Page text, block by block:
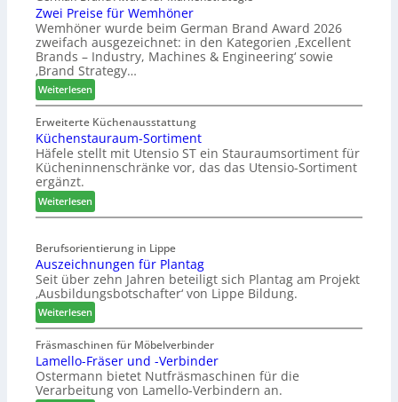
s
t
F
ü
h
r
u
n
g
a
n
e
d
i
u
n
d
H
u
b
t
e
x
s
t
l
e
n
a
u
s
Zwei Preise für Wemhöner
Wemhöner wurde beim German Brand Award 2026
zweifach ausgezeichnet: in den Kategorien ‚Excellent
Brands – Industry, Machines & Engineering‘ sowie
‚Brand Strategy…
Weiterlesen:
Z
w
e
i
P
e
i
e
f
ü
r
W
e
m
h
ö
n
Erweiterte Küchenausstattung
Küchenstauraum-Sortiment
Häfele stellt mit Utensio ST ein Stauraumsortiment für
Kücheninnenschränke vor, das das Utensio-Sortiment
ergänzt.
Weiterlesen:
K
c
h
e
n
s
t
a
u
r
a
Berufsorientierung in Lippe
Auszeichnungen für Plantag
Seit über zehn Jahren beteiligt sich Plantag am Projekt
‚Ausbildungsbotschafter‘ von Lippe Bildung.
Weiterlesen:
A
u
s
z
e
Fräsmaschinen für Möbelverbinder
Lamello-Fräser und -Verbinder
Ostermann bietet Nutfräsmaschinen für die
Verarbeitung von Lamello-Verbindern an.